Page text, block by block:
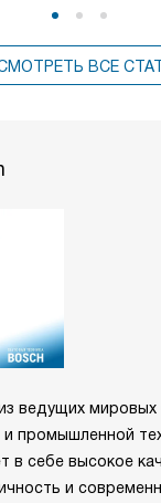
ВСЕ
ведущих мировых
промышленной
в себе высокое
и